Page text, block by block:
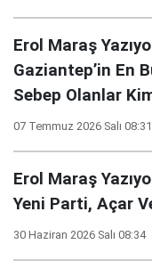
Erol Maraş
Gaziantep’in En
Sebep Olanlar
07 Temmuz 2026 Salı 08:31
Erol Maraş
Yeni Parti, Açar
30 Haziran 2026 Salı 08:34